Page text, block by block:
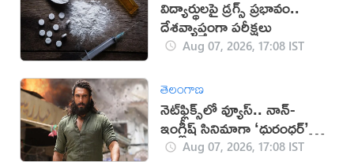
విద్యార్థులపై డ్రగ్స్ ప్రభావం..
దేశవ్యాప్తంగా పరీక్షలు
Aug 07, 2026, 17:08 IST
తెలంగాణ
నెట్‌ఫ్లిక్స్‌లో వ్యూస్.. నాన్-
ఇంగ్లీష్ సినిమాగా ‘ధురంధర్’
రికార్డుAug 07, 2026, 17:08 IST